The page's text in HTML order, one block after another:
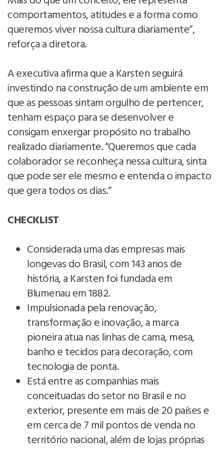
comportamentos, atitudes e a forma como
queremos viver nossa cultura diariamente”,
reforça a diretora.
A executiva afirma que a Karsten seguirá
investindo na construção de um ambiente em
que as pessoas sintam orgulho de pertencer,
tenham espaço para se desenvolver e
consigam enxergar propósito no trabalho
realizado diariamente. “Queremos que cada
colaborador se reconheça nessa cultura, sinta
que pode ser ele mesmo e entenda o impacto
que gera todos os dias.”
CHECKLIST
Considerada uma das empresas mais
longevas do Brasil, com 143 anos de
história, a Karsten foi fundada em
Blumenau em 1882.
Impulsionada pela renovação,
transformação e inovação, a marca
pioneira atua nas linhas de cama, mesa,
banho e tecidos para decoração, com
tecnologia de ponta.
Está entre as companhias mais
conceituadas do setor no Brasil e no
exterior, presente em mais de 20 países e
em cerca de 7 mil pontos de venda no
território nacional, além de lojas próprias